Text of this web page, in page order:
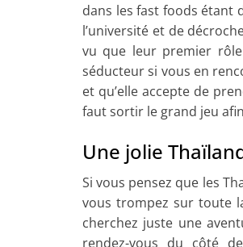
dans les fast foods étant
l’université et de
vu que leur premier
séducteur si vous en
et qu’elle accepte de
faut sortir le grand jeu
Une jolie
Si vous pensez que les
vous trompez sur toute
cherchez juste une
rendez-vous du côté